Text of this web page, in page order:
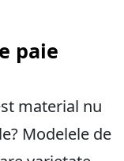
paie
material nu
Modelele de